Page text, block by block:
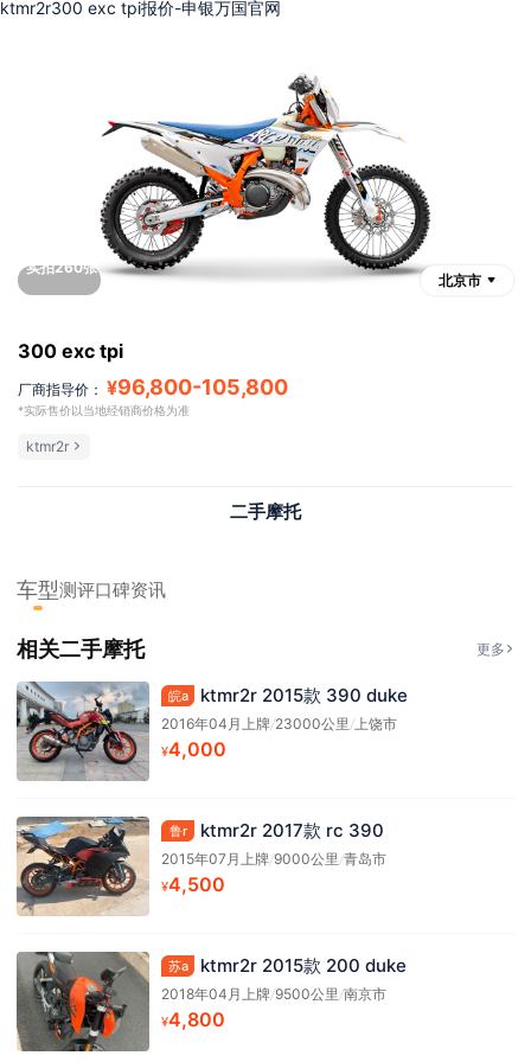
ktmr2r300 exc tpi报价-申银万国官网
实拍260张
北京市
300 exc tpi
厂商指导价： ¥96,800-105,800
*实际售价以当地经销商价格为准
ktmr2r
二手摩托
车型测评口碑资讯
相关二手摩托 更多
皖a ktmr2r 2015款 390 duke
2016年04月上牌/23000公里 /上饶市
¥4,000
鲁r ktmr2r 2017款 rc 390
2015年07月上牌/9000公里 /青岛市
¥4,500
苏a ktmr2r 2015款 200 duke
2018年04月上牌/9500公里 /南京市
¥4,800